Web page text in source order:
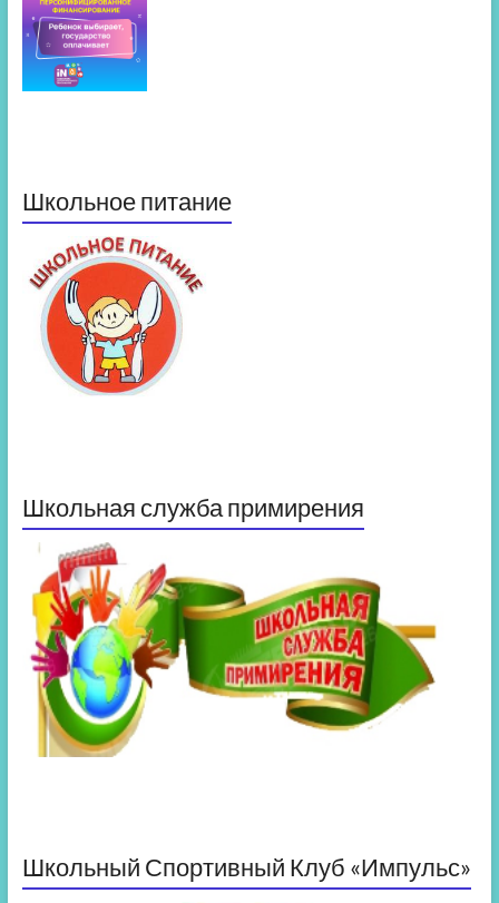
Школьное питание
Школьная служба примирения
Школьный Спортивный Клуб «Импульс»